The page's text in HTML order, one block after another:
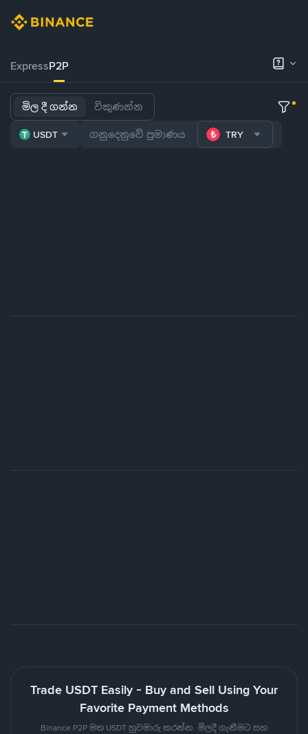
ExpressP2P
මිල දී ගන්න විකුණන්න
USDT TRY
Trade USDT Easily - Buy and Sell Using Your
Favorite Payment Methods
Binance P2P මත USDT හුවමාරු කරන්න. මිලදී ගැනීමට සහ